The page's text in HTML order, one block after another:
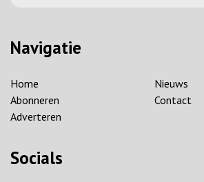
Navigatie
Home
Nieuws
Abonneren
Contact
Adverteren
Socials